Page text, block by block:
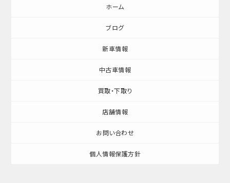
ホーム
ブログ
新車情報
中古車情報
買取・下取り
店舗情報
お問い合わせ
個人情報保護方針